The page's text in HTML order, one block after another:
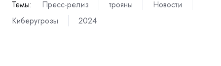
Темы: Пресс-релиз трояны
Новости
Киберугрозы
2024